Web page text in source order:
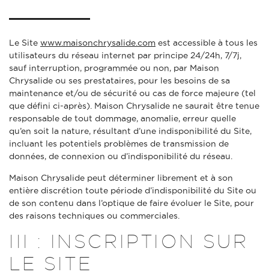
Le Site www.maisonchrysalide.com est accessible à tous les
utilisateurs du réseau internet par principe 24/24h, 7/7j,
sauf interruption, programmée ou non, par Maison
Chrysalide ou ses prestataires, pour les besoins de sa
maintenance et/ou de sécurité ou cas de force majeure (tel
que défini ci-après). Maison Chrysalide ne saurait être tenue
responsable de tout dommage, anomalie, erreur quelle
qu’en soit la nature, résultant d’une indisponibilité du Site,
incluant les potentiels problèmes de transmission de
données, de connexion ou d’indisponibilité du réseau.
Maison Chrysalide peut déterminer librement et à son
entière discrétion toute période d’indisponibilité du Site ou
de son contenu dans l’optique de faire évoluer le Site, pour
des raisons techniques ou commerciales.
III : INSCRIPTION SUR
LE SITE